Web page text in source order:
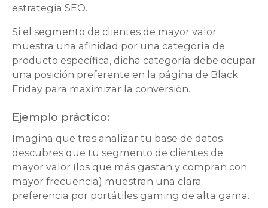
estrategia SEO.
Si el segmento de clientes de mayor valor
muestra una afinidad por una categoría de
producto específica, dicha categoría debe ocupar
una posición preferente en la página de Black
Friday para maximizar la conversión.
Ejemplo práctico:
Imagina que tras analizar tu base de datos
descubres que tu segmento de clientes de
mayor valor (los que más gastan y compran con
mayor frecuencia) muestran una clara
preferencia por portátiles gaming de alta gama.